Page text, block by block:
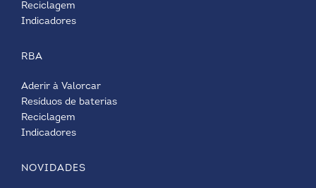
Reciclagem
Indicadores
RBA
Aderir à Valorcar
Resíduos de baterias
Reciclagem
Indicadores
NOVIDADES